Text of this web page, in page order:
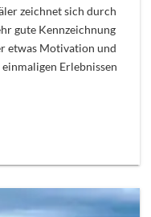
zeichnet sich durch
gute Kennzeichnung
etwas Motivation und
Erlebnissen